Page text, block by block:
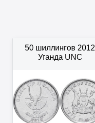
50 шиллингов 2012
Уганда UNC